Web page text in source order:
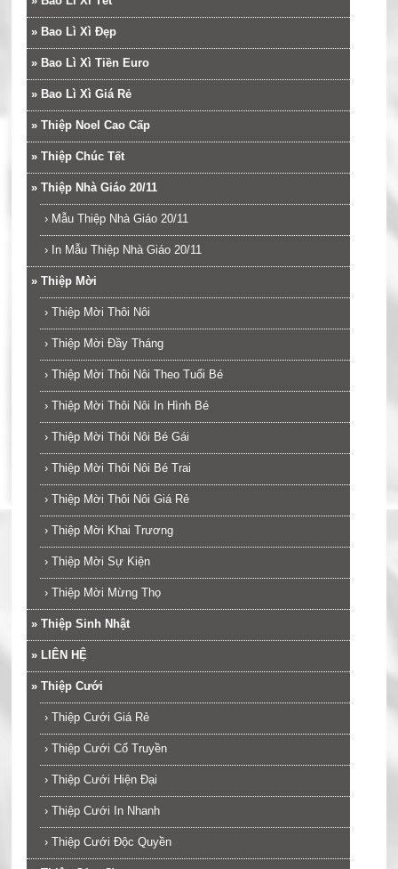
» Bao Lì Xì Đẹp
» Bao Lì Xì Tiền Euro
» Bao Lì Xì Giá Rẻ
» Thiệp Noel Cao Cấp
» Thiệp Chúc Tết
» Thiệp Nhà Giáo 20/11
› Mẫu Thiệp Nhà Giáo 20/11
› In Mẫu Thiệp Nhà Giáo 20/11
» Thiệp Mời
› Thiệp Mời Thôi Nôi
› Thiệp Mời Đầy Tháng
› Thiệp Mời Thôi Nôi Theo Tuổi Bé
› Thiệp Mời Thôi Nôi In Hình Bé
› Thiệp Mời Thôi Nôi Bé Gái
› Thiệp Mời Thôi Nôi Bé Trai
› Thiệp Mời Thôi Nôi Giá Rẻ
› Thiệp Mời Khai Trương
› Thiệp Mời Sự Kiện
› Thiệp Mời Mừng Thọ
» Thiệp Sinh Nhật
» LIÊN HỆ
» Thiệp Cưới
› Thiệp Cưới Giá Rẻ
› Thiệp Cưới Cổ Truyền
› Thiệp Cưới Hiện Đại
› Thiệp Cưới In Nhanh
› Thiệp Cưới Độc Quyền